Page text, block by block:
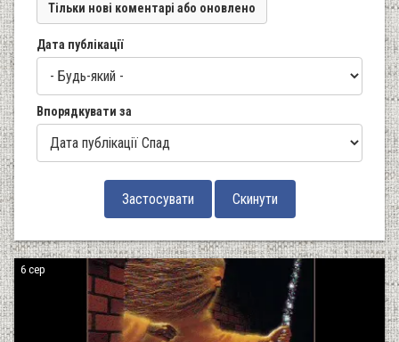
Тільки нові коментарі або оновлено
Дата публікації
Впорядкувати за
6 сер